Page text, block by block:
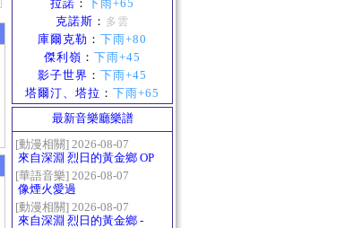
拉諾 ： 下雨+65
克諾斯 ： 多雲
庫爾克勒 ： 下雨+80
傑利嶺 ： 下雨+45
影子世界 ： 下雨+45
塔爾汀、塔拉 ： 下雨+65
最新音樂廳樂譜
[動漫相關] 2026-08-07
來自深淵 烈日的黃金鄉 OP
- かたち(Katachi)
[華語音樂] 2026-08-07
像煙火愛過
[動漫相關] 2026-08-07
來自深淵 烈日的黃金鄉 -